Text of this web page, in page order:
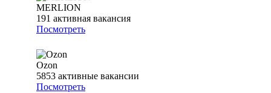
MERLION
191 активная вакансия
Посмотреть
Ozon
5853 активные вакансии
Посмотреть